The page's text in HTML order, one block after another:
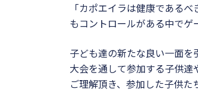
「カポエイラは健康である
もコントロールがある中でゲ
子ども達の新たな良い一面を
大会を通して参加する子供
ご理解頂き、参加した子供た